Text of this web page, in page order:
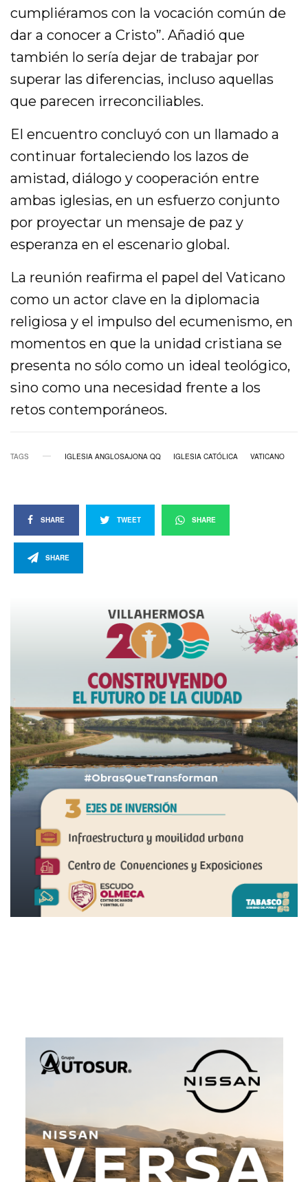
cumpliéramos con la vocación común de
dar a conocer a Cristo”. Añadió que
también lo sería dejar de trabajar por
superar las diferencias, incluso aquellas
que parecen irreconciliables.
El encuentro concluyó con un llamado a
continuar fortaleciendo los lazos de
amistad, diálogo y cooperación entre
ambas iglesias, en un esfuerzo conjunto
por proyectar un mensaje de paz y
esperanza en el escenario global.
La reunión reafirma el papel del Vaticano
como un actor clave en la diplomacia
religiosa y el impulso del ecumenismo, en
momentos en que la unidad cristiana se
presenta no sólo como un ideal teológico,
sino como una necesidad frente a los
retos contemporáneos.
TAGS IGLESIA ANGLOSAJONA QQ IGLESIA CATÓLICA VATICANO
SHARE TWEET SHARE
SHARE